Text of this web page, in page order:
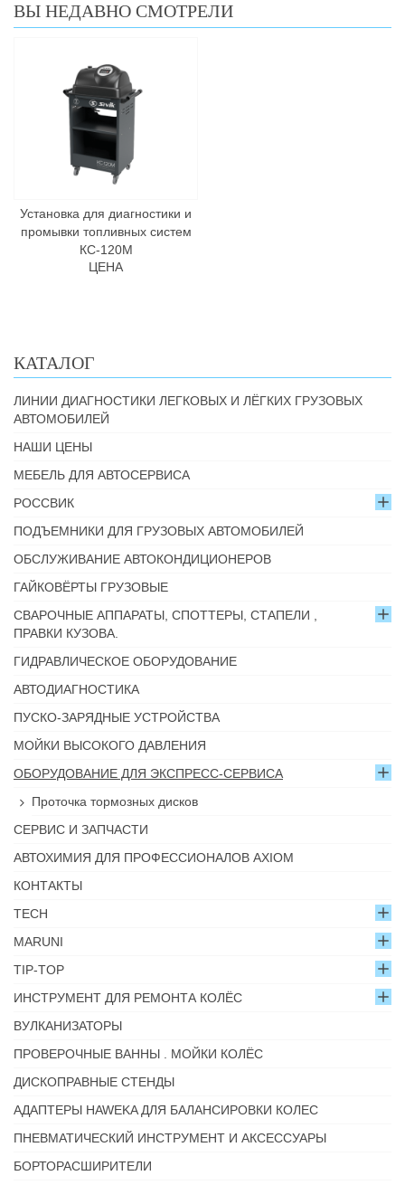
ВЫ НЕДАВНО СМОТРЕЛИ
Установка для диагностики и
промывки топливных систем
КС-120М
ЦЕНА
КАТАЛОГ
ЛИНИИ ДИАГНОСТИКИ ЛЕГКОВЫХ И ЛЁГКИХ ГРУЗОВЫХ
АВТОМОБИЛЕЙ
НАШИ ЦЕНЫ
МЕБЕЛЬ ДЛЯ АВТОСЕРВИСА
РОССВИК
ПОДЪЕМНИКИ ДЛЯ ГРУЗОВЫХ АВТОМОБИЛЕЙ
ОБСЛУЖИВАНИЕ АВТОКОНДИЦИОНЕРОВ
ГАЙКОВЁРТЫ ГРУЗОВЫЕ
СВАРОЧНЫЕ АППАРАТЫ, СПОТТЕРЫ, СТАПЕЛИ ,
ПРАВКИ КУЗОВА.
ГИДРАВЛИЧЕСКОЕ ОБОРУДОВАНИЕ
АВТОДИАГНОСТИКА
ПУСКО-ЗАРЯДНЫЕ УСТРОЙСТВА
МОЙКИ ВЫСОКОГО ДАВЛЕНИЯ
ОБОРУДОВАНИЕ ДЛЯ ЭКСПРЕСС-СЕРВИСА
Проточка тормозных дисков
СЕРВИС И ЗАПЧАСТИ
АВТОХИМИЯ ДЛЯ ПРОФЕССИОНАЛОВ AXIOM
КОНТАКТЫ
TECH
MARUNI
TIP-TOP
ИНСТРУМЕНТ ДЛЯ РЕМОНТА КОЛЁС
ВУЛКАНИЗАТОРЫ
ПРОВЕРОЧНЫЕ ВАННЫ . МОЙКИ КОЛЁС
ДИСКОПРАВНЫЕ СТЕНДЫ
АДАПТЕРЫ HAWEKA ДЛЯ БАЛАНСИРОВКИ КОЛЕС
ПНЕВМАТИЧЕСКИЙ ИНСТРУМЕНТ И АКСЕССУАРЫ
БОРТОРАСШИРИТЕЛИ